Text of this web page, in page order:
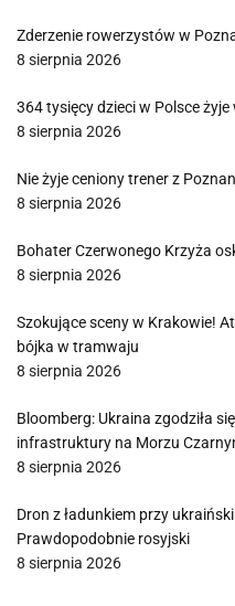
Zderzenie rowerzystów w
8 sierpnia 2026
364 tysięcy dzieci w Polsce
8 sierpnia 2026
Nie żyje ceniony trener z
8 sierpnia 2026
Bohater Czerwonego Krzyża
8 sierpnia 2026
Szokujące sceny w Krakowie!
bójka w tramwaju
8 sierpnia 2026
Bloomberg: Ukraina zgodziła
infrastruktury na Morzu
8 sierpnia 2026
Dron z ładunkiem przy
Prawdopodobnie rosyjski
8 sierpnia 2026